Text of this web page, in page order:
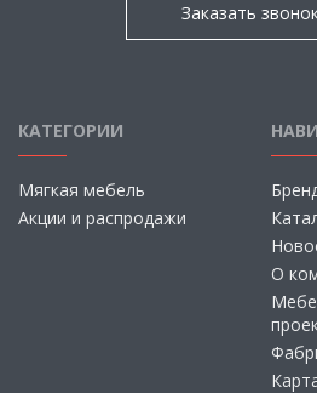
Заказать
КАТЕГОРИИ
Мягкая мебель
Акции и распродажи
О